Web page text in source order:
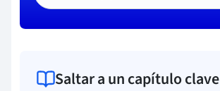
Saltar a un capítulo clave